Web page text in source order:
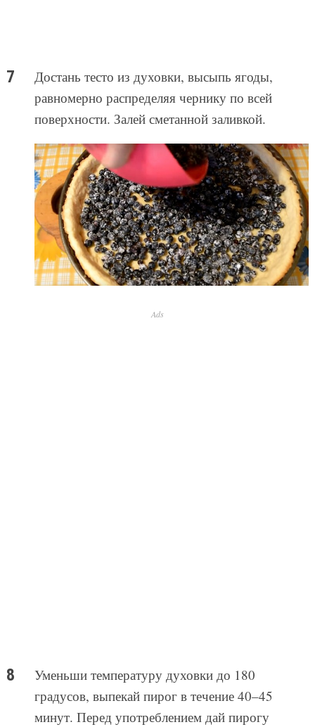
Достань тесто из духовки, высыпь ягоды,
равномерно распределяя чернику по всей
поверхности. Залей сметанной заливкой.
Ads
Уменьши температуру духовки до 180
градусов, выпекай пирог в течение 40–45
минут. Перед употреблением дай пирогу